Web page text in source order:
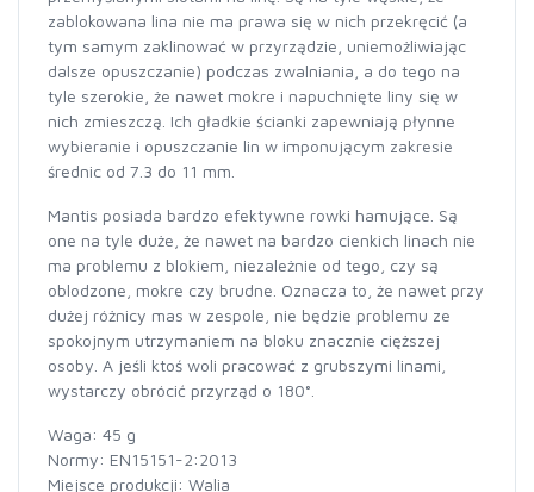
zablokowana lina nie ma prawa się w nich przekręcić (a
tym samym zaklinować w przyrządzie, uniemożliwiając
dalsze opuszczanie) podczas zwalniania, a do tego na
tyle szerokie, że nawet mokre i napuchnięte liny się w
nich zmieszczą. Ich gładkie ścianki zapewniają płynne
wybieranie i opuszczanie lin w imponującym zakresie
średnic od 7.3 do 11 mm.
Mantis posiada bardzo efektywne rowki hamujące. Są
one na tyle duże, że nawet na bardzo cienkich linach nie
ma problemu z blokiem, niezależnie od tego, czy są
oblodzone, mokre czy brudne. Oznacza to, że nawet przy
dużej różnicy mas w zespole, nie będzie problemu ze
spokojnym utrzymaniem na bloku znacznie cięższej
osoby. A jeśli ktoś woli pracować z grubszymi linami,
wystarczy obrócić przyrząd o 180°.
Waga: 45 g
Normy: EN15151-2:2013
Miejsce produkcji: Walia